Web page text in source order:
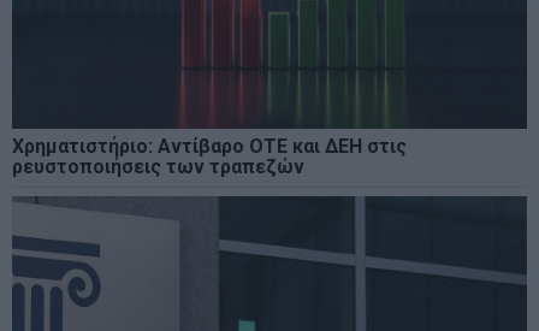
Χρηματιστήριο: Αντίβαρο ΟΤΕ και ΔΕΗ στις
ρευστοποιήσεις των τραπεζών